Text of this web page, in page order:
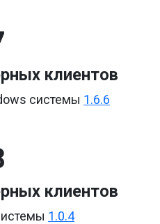
клиентов
системы 1.6.6
клиентов
1.0.4